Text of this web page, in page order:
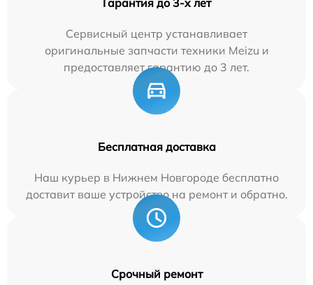
Сервисный центр устанавливает
оригинальные запчасти техники Meizu и
предоставляет гарантию до 3 лет.
Бесплатная доставка
Наш курьер в Нижнем Новгороде бесплатно
доставит ваше устройство на ремонт и обратно.
Срочный ремонт